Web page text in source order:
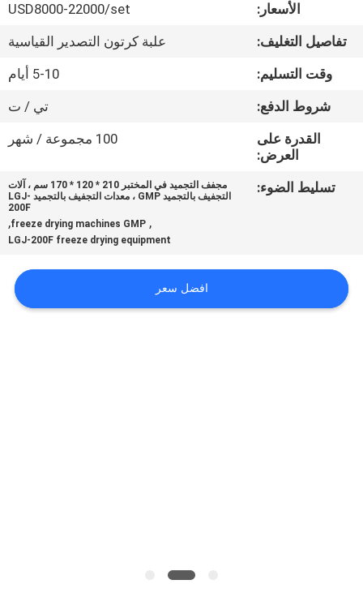
المعمل
رقابة
جودة
اقتباس
خريطة
الأسعار:
USD8000-22000/set
تفاصيل التغليف:
علبة كرتون التصدير القياسية
وقت التسليم:
5-10 أيام
شروط الدفع:
تي / ت
القدرة على
العرض:
100 مجموعة / شهر
تسليط الضوء:
مجفف التجميد في المختبر 210 * 120 * 170 سم ، آلات
التجفيف بالتجميد GMP ، معدات التجفيف بالتجميد LGJ-
200F
,
freeze drying machines GMP
,
LGJ-200F freeze drying equipment
افضل سعر